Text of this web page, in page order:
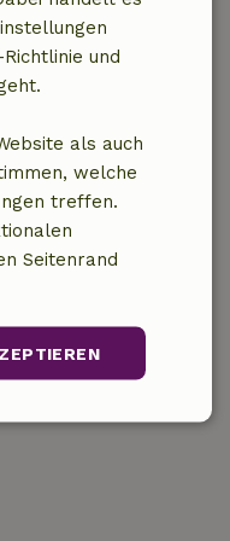
und
als auch
welche
treffen.
Seitenrand